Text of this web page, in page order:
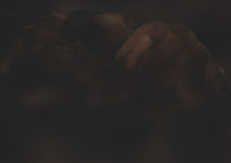
seit dem 17. Jahrhundert für ein ganz